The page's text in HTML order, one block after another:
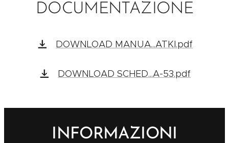
DOCUMENTAZIONE
DOWNLOAD MANUA...ATKI.pdf
DOWNLOAD SCHED...A-53.pdf
INFORMAZIONI